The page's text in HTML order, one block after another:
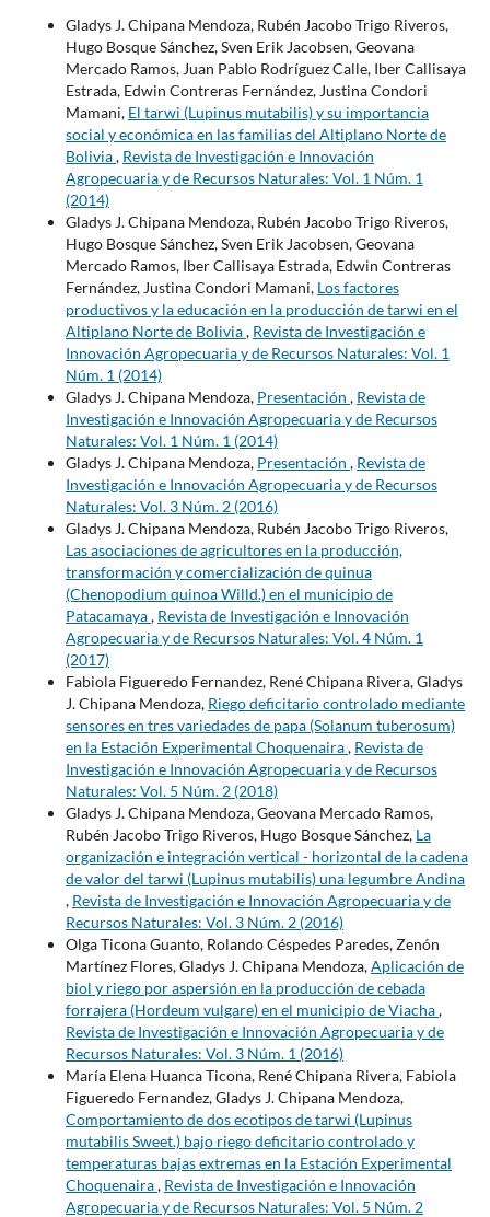
Gladys J. Chipana Mendoza, Rubén Jacobo Trigo Riveros,
Hugo Bosque Sánchez, Sven Erik Jacobsen, Geovana
Mercado Ramos, Juan Pablo Rodríguez Calle, Iber Callisaya
Estrada, Edwin Contreras Fernández, Justina Condori
Mamani, El tarwi (Lupinus mutabilis) y su importancia
social y económica en las familias del Altiplano Norte de
Bolivia, Revista de Investigación e Innovación
Agropecuaria y de Recursos Naturales: Vol. 1 Núm. 1
(2014)
Gladys J. Chipana Mendoza, Rubén Jacobo Trigo Riveros,
Hugo Bosque Sánchez, Sven Erik Jacobsen, Geovana
Mercado Ramos, Iber Callisaya Estrada, Edwin Contreras
Fernández, Justina Condori Mamani, Los factores
productivos y la educación en la producción de tarwi en el
Altiplano Norte de Bolivia, Revista de Investigación e
Innovación Agropecuaria y de Recursos Naturales: Vol. 1
Núm. 1 (2014)
Gladys J. Chipana Mendoza, Presentación , Revista de
Investigación e Innovación Agropecuaria y de Recursos
Naturales: Vol. 1 Núm. 1 (2014)
Gladys J. Chipana Mendoza, Presentación , Revista de
Investigación e Innovación Agropecuaria y de Recursos
Naturales: Vol. 3 Núm. 2 (2016)
Gladys J. Chipana Mendoza, Rubén Jacobo Trigo Riveros,
Las asociaciones de agricultores en la producción,
transformación y comercialización de quinua
(Chenopodium quinoa Willd.) en el municipio de
Patacamaya, Revista de Investigación e Innovación
Agropecuaria y de Recursos Naturales: Vol. 4 Núm. 1
(2017)
Fabiola Figueredo Fernandez, René Chipana Rivera, Gladys
J. Chipana Mendoza, Riego deficitario controlado mediante
sensores en tres variedades de papa (Solanum tuberosum)
en la Estación Experimental Choquenaira, Revista de
Investigación e Innovación Agropecuaria y de Recursos
Naturales: Vol. 5 Núm. 2 (2018)
Gladys J. Chipana Mendoza, Geovana Mercado Ramos,
Rubén Jacobo Trigo Riveros, Hugo Bosque Sánchez, La
organización e integración vertical - horizontal de la cadena
de valor del tarwi (Lupinus mutabilis) una legumbre Andina
, Revista de Investigación e Innovación Agropecuaria y de
Recursos Naturales: Vol. 3 Núm. 2 (2016)
Olga Ticona Guanto, Rolando Céspedes Paredes, Zenón
Martínez Flores, Gladys J. Chipana Mendoza,Aplicación de
biol y riego por aspersión en la producción de cebada
forrajera (Hordeum vulgare) en el municipio de Viacha,
Revista de Investigación e Innovación Agropecuaria y de
Recursos Naturales: Vol. 3 Núm. 1 (2016)
María Elena Huanca Ticona, René Chipana Rivera, Fabiola
Figueredo Fernandez, Gladys J. Chipana Mendoza,
Comportamiento de dos ecotipos de tarwi (Lupinus
mutabilis Sweet.) bajo riego deficitario controlado y
temperaturas bajas extremas en la Estación Experimental
Choquenaira, Revista de Investigación e Innovación
Agropecuaria y de Recursos Naturales: Vol. 5 Núm. 2